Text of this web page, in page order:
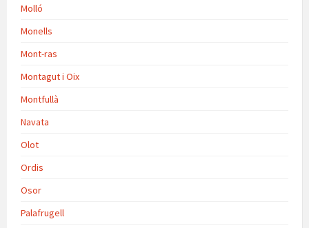
Molló
Monells
Mont-ras
Montagut i Oix
Montfullà
Navata
Olot
Ordis
Osor
Palafrugell